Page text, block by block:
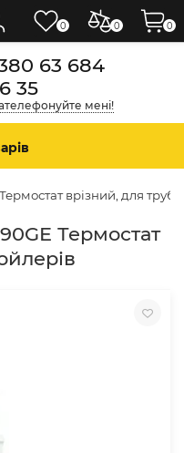
63 684
35
мені!
врізний, для труб
Термостат
0 0 0